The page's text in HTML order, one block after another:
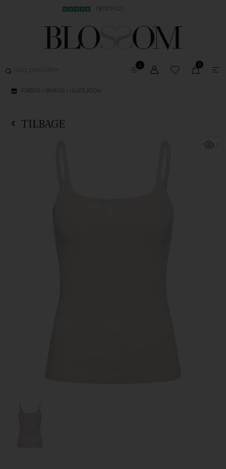
TRUSTPILOT
1 0
FORSIDE » BRANDS » LEVETÉ ROOM
TILBAGE
1